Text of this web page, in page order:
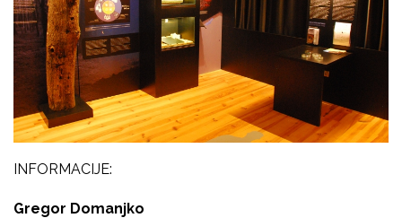
INFORMACIJE:
Gregor Domanjko